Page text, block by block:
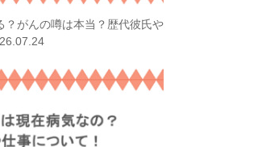
？がんの噂は本当？歴代彼氏や